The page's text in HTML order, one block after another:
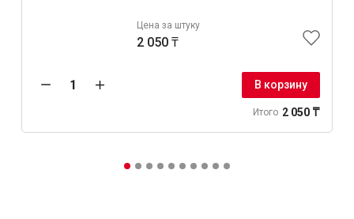
Цена за штуку
2 050 ₸
В корзину
Итого 2 050 ₸